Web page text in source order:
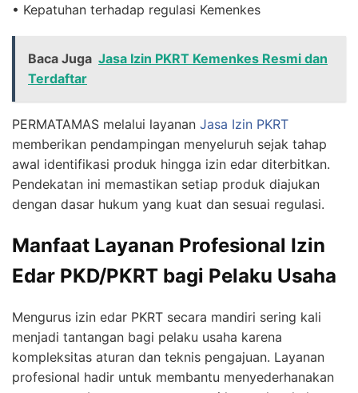
• Kepatuhan terhadap regulasi Kemenkes
Baca Juga Jasa Izin PKRT Kemenkes Resmi dan
Terdaftar
PERMATAMAS melalui layanan Jasa Izin PKRT
memberikan pendampingan menyeluruh sejak tahap
awal identifikasi produk hingga izin edar diterbitkan.
Pendekatan ini memastikan setiap produk diajukan
dengan dasar hukum yang kuat dan sesuai regulasi.
Manfaat Layanan Profesional Izin
Edar PKD/PKRT bagi Pelaku Usaha
Mengurus izin edar PKRT secara mandiri sering kali
menjadi tantangan bagi pelaku usaha karena
kompleksitas aturan dan teknis pengajuan. Layanan
profesional hadir untuk membantu menyederhanakan